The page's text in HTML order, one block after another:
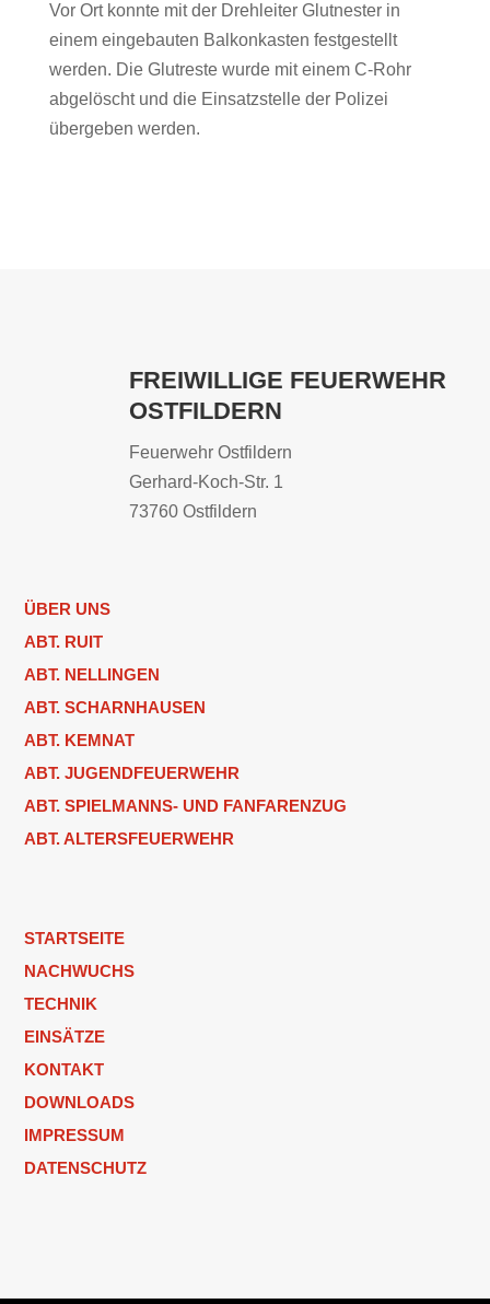
Vor Ort konnte mit der Drehleiter Glutnester in
einem eingebauten Balkonkasten festgestellt
werden. Die Glutreste wurde mit einem C-Rohr
abgelöscht und die Einsatzstelle der Polizei
übergeben werden.
FREIWILLIGE FEUERWEHR
OSTFILDERN
Feuerwehr Ostfildern
Gerhard-Koch-Str. 1
73760 Ostfildern
ÜBER UNS
ABT. RUIT
ABT. NELLINGEN
ABT. SCHARNHAUSEN
ABT. KEMNAT
ABT. JUGENDFEUERWEHR
ABT. SPIELMANNS- UND FANFARENZUG
ABT. ALTERSFEUERWEHR
STARTSEITE
NACHWUCHS
TECHNIK
EINSÄTZE
KONTAKT
DOWNLOADS
IMPRESSUM
DATENSCHUTZ